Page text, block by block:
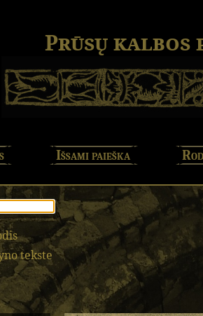
Prūsų kalbos
Išsami paieška
tekste